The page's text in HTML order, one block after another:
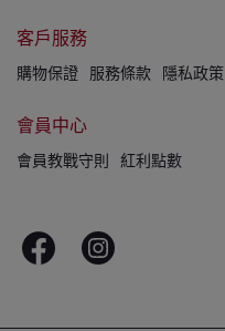
客戶服務
購物保證 服務條款 隱私政策
會員中心
會員教戰守則 紅利點數